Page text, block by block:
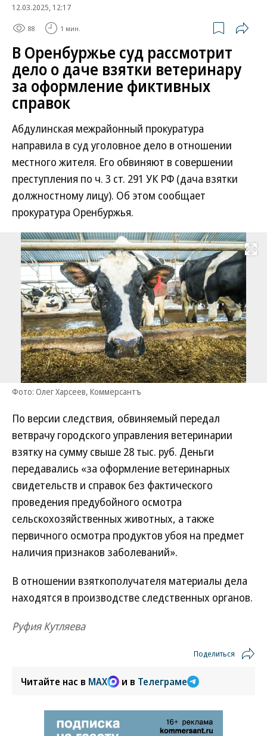
12.03.2025, 12:17
88 1 мин.
В Оренбуржье суд рассмотрит
дело о даче взятки ветеринару
за оформление фиктивных
справок
Абдулинская межрайонный прокуратура
направила в суд уголовное дело в отношении
местного жителя. Его обвиняют в совершении
преступления по ч. 3 ст. 291 УК РФ (дача взятки
должностному лицу). Об этом сообщает
прокуратура Оренбуржья.
Развернуть
Фото: Олег Харсеев, Коммерсантъ
По версии следствия, обвиняемый передал
ветврачу городского управления ветеринарии
взятку на сумму свыше 28 тыс. руб. Деньги
передавались «за оформление ветеринарных
свидетельств и справок без фактического
проведения предубойного осмотра
сельскохозяйственных животных, а также
первичного осмотра продуктов убоя на предмет
наличия признаков заболеваний».
В отношении взяткополучателя материалы дела
находятся в производстве следственных органов.
Руфия Кутляева
Поделиться
Читайте нас в MAX и в Телеграме